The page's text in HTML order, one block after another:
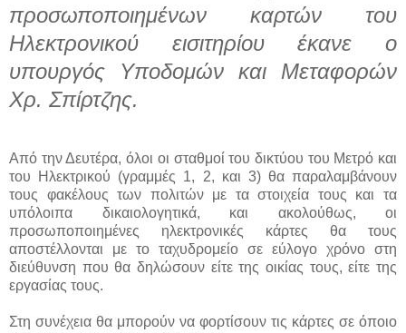
προσωποποιημένων καρτών του
Ηλεκτρονικού εισιτηρίου έκανε ο
υπουργός Υποδομών και Μεταφορών
Χρ. Σπίρτζης.
Από την Δευτέρα, όλοι οι σταθμοί του δικτύου του Μετρό και
του Ηλεκτρικού (γραμμές 1, 2, και 3) θα παραλαμβάνουν
τους φακέλους των πολιτών με τα στοιχεία τους και τα
υπόλοιπα δικαιολογητικά, και ακολούθως, οι
προσωποποιημένες ηλεκτρονικές κάρτες θα τους
αποστέλλονται με το ταχυδρομείο σε εύλογο χρόνο στη
διεύθυνση που θα δηλώσουν είτε της οικίας τους, είτε της
εργασίας τους.
Στη συνέχεια θα μπορούν να φορτίσουν τις κάρτες σε όποιο